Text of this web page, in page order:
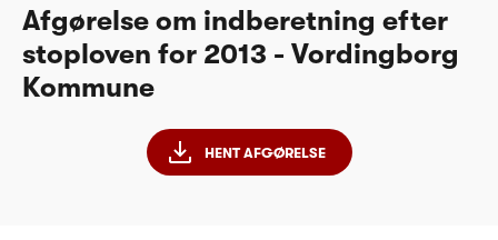
Afgørelse om indberetning efter
stoploven for 2013 - Vordingborg
Kommune
HENT AFGØRELSE